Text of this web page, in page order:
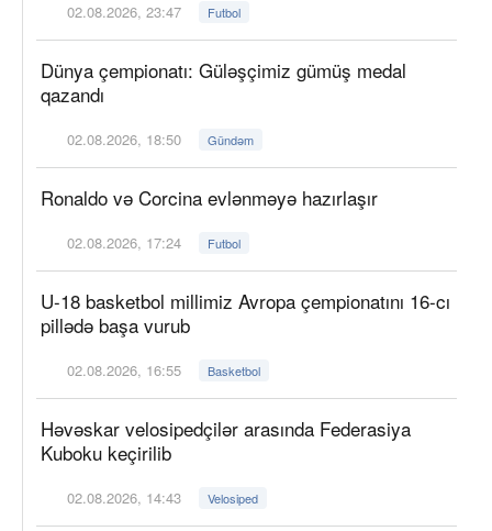
02.08.2026, 23:47 Futbol
Dünya çempionatı: Güləşçimiz gümüş medal
qazandı
02.08.2026, 18:50 Gündəm
Ronaldo və Corcina evlənməyə hazırlaşır
02.08.2026, 17:24 Futbol
U-18 basketbol millimiz Avropa çempionatını 16-cı
pillədə başa vurub
02.08.2026, 16:55 Basketbol
Həvəskar velosipedçilər arasında Federasiya
Kuboku keçirilib
02.08.2026, 14:43 Velosiped